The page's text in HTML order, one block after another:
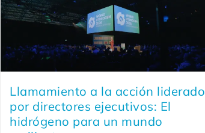
Llamamiento a la acción liderado
por directores ejecutivos: El
hidrógeno para un mundo